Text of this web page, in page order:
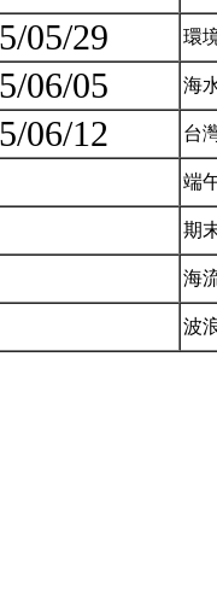
05/29 環
06/05 海
06/12 台
端
期
海
波